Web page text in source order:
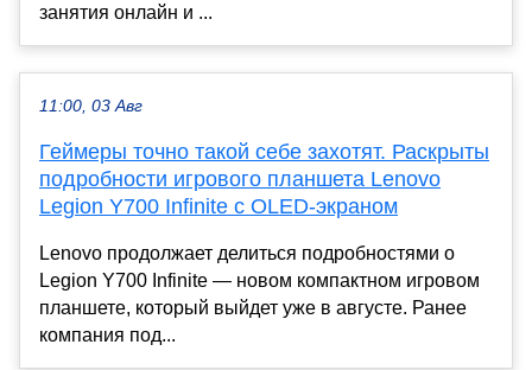
занятия онлайн и ...
11:00, 03 Авг
Геймеры точно такой себе захотят. Раскрыты
подробности игрового планшета Lenovo
Legion Y700 Infinite с OLED-экраном
Lenovo продолжает делиться подробностями о
Legion Y700 Infinite — новом компактном игровом
планшете, который выйдет уже в августе. Ранее
компания под...